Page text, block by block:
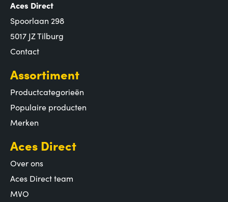
Aces Direct
Spoorlaan 298
5017 JZ Tilburg
Contact
Assortiment
Productcategorieën
Populaire producten
Merken
Aces Direct
Over ons
Aces Direct team
MVO